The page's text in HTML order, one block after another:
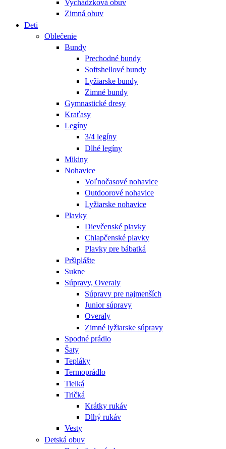
Vychádzková obuv
Zimná obuv
Deti
Oblečenie
Bundy
Prechodné bundy
Softshellové bundy
Lyžiarske bundy
Zimné bundy
Gymnastické dresy
Kraťasy
Legíny
3/4 legíny
Dlhé legíny
Mikiny
Nohavice
Voľnočasové nohavice
Outdoorové nohavice
Lyžiarske nohavice
Plavky
Dievčenské plavky
Chlapčenské plavky
Plavky pre bábatká
Pršiplášte
Sukne
Súpravy, Overaly
Súpravy pre najmenších
Junior súpravy
Overaly
Zimné lyžiarske súpravy
Spodné prádlo
Šaty
Tepláky
Termoprádlo
Tielká
Tričká
Krátky rukáv
Dlhý rukáv
Vesty
Detská obuv